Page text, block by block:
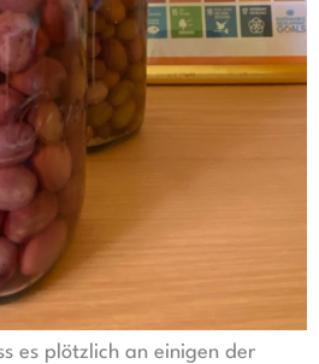
es plötzlich an einigen der